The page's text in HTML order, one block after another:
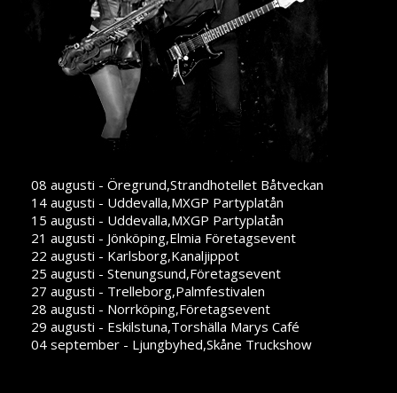
08 augusti - Öregrund,Strandhotellet Båtveckan
14 augusti - Uddevalla,MXGP Partyplatån
15 augusti - Uddevalla,MXGP Partyplatån
21 augusti - Jönköping,Elmia Företagsevent
22 augusti - Karlsborg,Kanaljippot
25 augusti - Stenungsund,Företagsevent
27 augusti - Trelleborg,Palmfestivalen
28 augusti - Norrköping,Företagsevent
29 augusti - Eskilstuna,Torshälla Marys Café
04 september - Ljungbyhed,Skåne Truckshow